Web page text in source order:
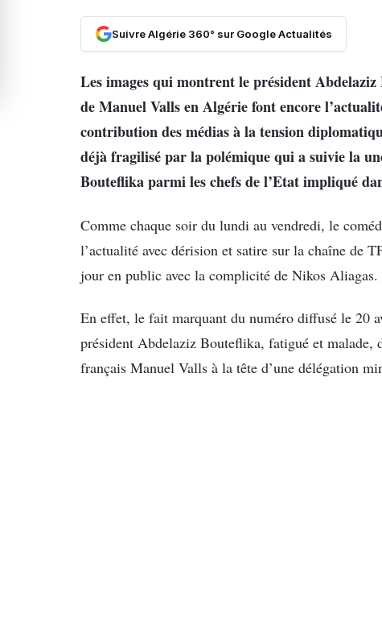
Suivre Algérie 360° sur Google Actualités
Les images qui montrent le président
de Manuel Valls en Algérie font encore
contribution des médias à la tension
déjà fragilisé par la polémique qui a suivie la
Bouteflika parmi les chefs de l’Etat impliqué
Comme chaque soir du lundi au vendredi, le
l’actualité avec dérision et satire sur la chaîne de
jour en public avec la complicité de Nikos Aliagas.
En effet, le fait marquant du numéro diffusé le 20
président Abdelaziz Bouteflika, fatigué et
français Manuel Valls à la tête d’une délégation